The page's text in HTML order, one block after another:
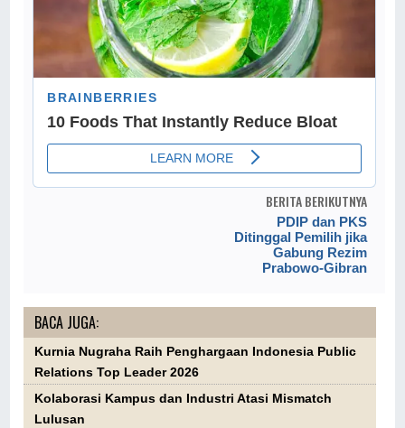
BERITA BERIKUTNYA
PDIP dan PKS
Ditinggal Pemilih jika
Gabung Rezim
Prabowo-Gibran
BACA JUGA:
Kurnia Nugraha Raih Penghargaan Indonesia Public
Relations Top Leader 2026
Kolaborasi Kampus dan Industri Atasi Mismatch
Lulusan